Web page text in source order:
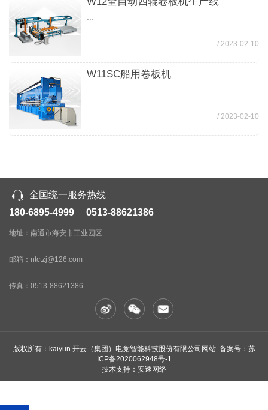
/ 2023-02-10
W11SC船用卷板机
/ 2023-02-10
全国统一服务热线
180-6895-4999 0513-88621386
地址：南通市海安市工业园区
邮箱：ntctzj@126.com
传真： 0513-88621386
版权所有：kaiyun.开云（集团）电竞智能科技股份有限公司网站 备案号： 苏
ICP备2020062948号-1
技术支持：安速网络